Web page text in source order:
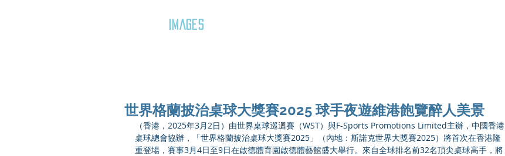
IMAGES
世界格蘭披治桌球大獎賽2025 球手夜遊維港飽覽醉人美景
（香港，2025年3月2日）由世界桌球巡迴賽（WST）與F-Sports Promotions Limited主辦，中國香港
桌球總會協辦，「世界格蘭披治桌球大獎賽2025」（內地：斯諾克世界大獎賽2025）將首次在香港隆
重登場，賽事3月4日至9日在啟德體育園啟德體藝館盛大舉行。來自全球排名前32名頂尖桌球高手，將